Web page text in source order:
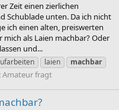
Zeit einen zierlichen
Schublade unten. Da ich nicht
ich einen alten, preiswerten
als Laien machbar? Oder
und...
laien
machbar
Amateur fragt